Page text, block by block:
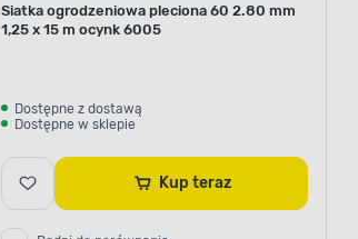
Siatka ogrodzeniowa pleciona 60 2.80 mm
1,25 x 15 m ocynk 6005
Dostępne z dostawą
Dostępne w sklepie
Kup teraz